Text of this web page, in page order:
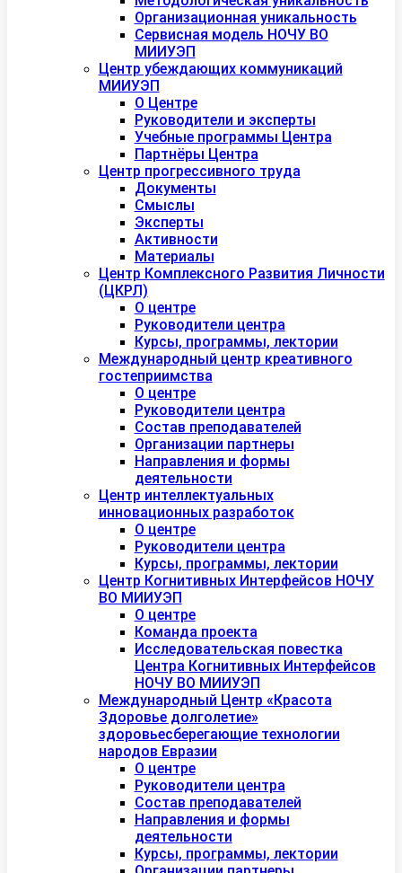
Организационная уникальность
Сервисная модель НОЧУ ВО
МИИУЭП
Центр убеждающих коммуникаций
МИИУЭП
О Центре
Руководители и эксперты
Учебные программы Центра
Партнёры Центра
Центр прогрессивного труда
Документы
Смыслы
Эксперты
Активности
Материалы
Центр Комплексного Развития Личности
(ЦКРЛ)
О центре
Руководители центра
Курсы, программы, лектории
Международный центр креативного
гостеприимства
О центре
Руководители центра
Состав преподавателей
Организации партнеры
Направления и формы
деятельности
Центр интеллектуальных
инновационных разработок
О центре
Руководители центра
Курсы, программы, лектории
Центр Когнитивных Интерфейсов НОЧУ
ВО МИИУЭП
О центре
Команда проекта
Исследовательская повестка
Центра Когнитивных Интерфейсов
НОЧУ ВО МИИУЭП
Международный Центр «Красота
Здоровье долголетие»
здоровьесберегающие технологии
народов Евразии
О центре
Руководители центра
Состав преподавателей
Направления и формы
деятельности
Курсы, программы, лектории